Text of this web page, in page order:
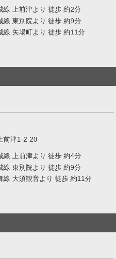
線 上前津より 徒歩 約2分
線 東別院より 徒歩 約9分
線 矢場町より 徒歩 約11分
前津1-2-20
線 上前津より 徒歩 約4分
線 東別院より 徒歩 約9分
線 大須観音より 徒歩 約11分